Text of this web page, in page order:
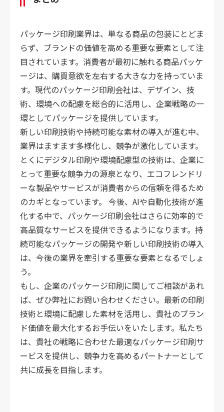
パッケージ印刷業界は、単なる商品の包装にとどま
らず、ブランドの価値を高める重要な要素として注
目されています。消費者が最初に触れる商品パッケ
ージは、購買意欲を左右する大きな力を持っていま
す。現代のパッケージ印刷会社は、デザイン、技
術、環境への配慮を総合的に活用し、企業戦略の一
環としてパッケージを提供しています。
新しい印刷技術や持続可能な素材の導入が進む中、
業界はますます多様化し、競争が激化しています。
とくにデジタル印刷や環境配慮型の技術は、企業に
とって重要な競争力の源泉となり、エコフレンドリ
ーな製品やサービスが消費者からの信頼を得るため
のカギとなっています。 今後、AIや自動化技術が進
化する中で、パッケージ印刷会社はさらに効率的で
高品質なサービスを提供できるようになります。持
続可能なパッケージの開発や新しい印刷技術の導入
は、今後の業界を牽引する重要な要素となるでしょ
う。
もし、企業のパッケージ印刷に関してご相談があれ
ば、ぜひ弊社にお問い合わせください。最新の印刷
技術と環境に配慮した素材を活用し、貴社のブラン
ド価値を最大化するお手伝いをいたします。私たち
は、貴社の戦略に合わせた最適なパッケージ印刷サ
ービスを提供し、競争力を高めるパートナーとして
共に成長を目指します。